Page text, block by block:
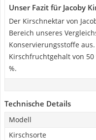
Unser Fazit für Jacoby
Der Kirschnektar von
Bereich unseres
Konservierungsstoffe
Kirschfruchtgehalt von
%.
Technische Details
Modell
Kirschsorte